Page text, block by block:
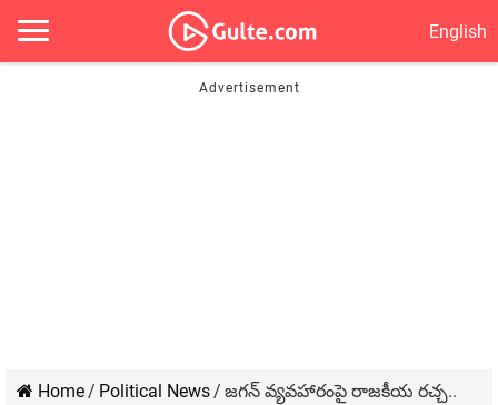
English
Home/ Political News/ జ‌గ‌న్ వ్య‌వ‌హారంపై రాజ‌కీయ ర‌చ్చ‌..